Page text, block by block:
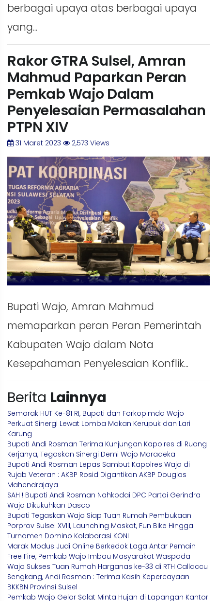
berbagai upaya atas berbagai upaya
yang...
Rakor GTRA Sulsel, Amran
Mahmud Paparkan Peran
Pemkab Wajo Dalam
Penyelesaian Permasalahan
PTPN XIV
31 Maret 2023 2,573 Views
Bupati Wajo, Amran Mahmud
memaparkan peran Peran Pemerintah
Kabupaten Wajo dalam Nota
Kesepahaman Penyelesaian Konflik...
Berita Lainnya
Semarak HUT Ke-81 RI, Bupati dan Forkopimda Wajo
Perkuat Sinergi Lewat Lomba Makan Kerupuk dan Lari
Karung
Bupati Andi Rosman Terima Kunjungan Kapolres di Ruang
Kerjanya, Tegaskan Sinergi Demi Wajo Maradeka
Bupati Andi Rosman Lepas Sambut Kapolres Wajo di
Rujab Veteran : AKBP Rosid Digantikan AKBP Douglas
Mahendrajaya
SAH ! Bupati Andi Rosman Nahkodai DPC Partai Gerindra
Wajo Dikukuhkan Dasco
Bupati Tegaskan Wajo Siap Tuan Rumah Pembukaan
Porprov Sulsel XVIII, Launching Maskot, Fun Bike Hingga
Turnamen Domino Kolaborasi KONI
Marak Modus Judi Online Berkedok Laga Antar Pemain
Free Fire, Pemkab Wajo Imbau Masyarakat Waspada
Wajo Sukses Tuan Rumah Harganas ke-33 di RTH Callaccu
Sengkang, Andi Rosman : Terima Kasih Kepercayaan
BKKBN Provinsi Sulsel
Pemkab Wajo Gelar Salat Minta Hujan di Lapangan Kantor